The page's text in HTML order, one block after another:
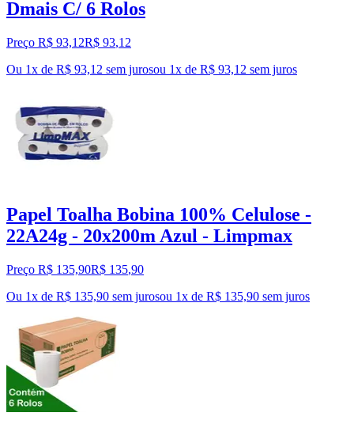
Dmais C/ 6 Rolos
Preço R$ 93,12R$ 93,12
Ou 1x de R$ 93,12 sem jurosou 1x de R$ 93,12 sem juros
Papel Toalha Bobina 100% Celulose -
22A24g - 20x200m Azul - Limpmax
Preço R$ 135,90R$ 135,90
Ou 1x de R$ 135,90 sem jurosou 1x de R$ 135,90 sem juros